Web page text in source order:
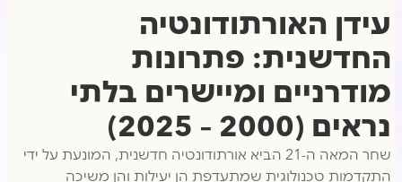
עידן האורתודונטיה
החדשנית: פתרונות
מודרניים ומיישרים בלתי
נראים (2000 – 2025)
שחר המאה ה-21 הביא אורתודונטיה חדשנית, המונעת על ידי
התקדמות טכנולוגית שמתעדפת הן יעילות והן משיכה